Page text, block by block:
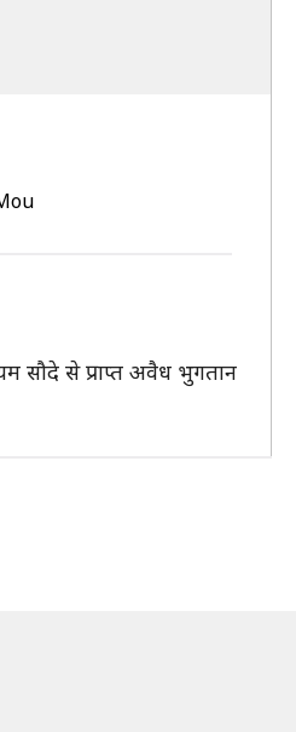
सौदे से प्राप्त अवैध भुगतान